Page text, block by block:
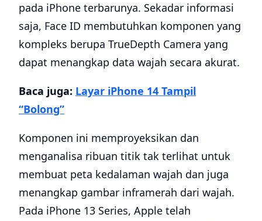
pada iPhone terbarunya. Sekadar informasi
saja, Face ID membutuhkan komponen yang
kompleks berupa TrueDepth Camera yang
dapat menangkap data wajah secara akurat.
Baca juga: Layar iPhone 14 Tampil
“Bolong”
Komponen ini memproyeksikan dan
menganalisa ribuan titik tak terlihat untuk
membuat peta kedalaman wajah dan juga
menangkap gambar inframerah dari wajah.
Pada iPhone 13 Series, Apple telah